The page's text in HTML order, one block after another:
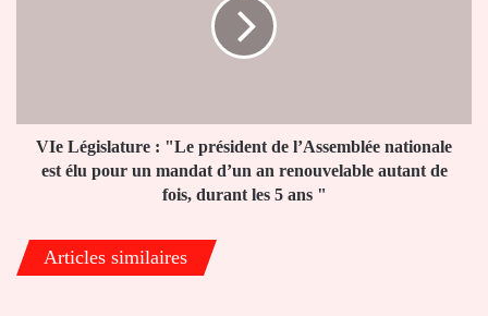
est
pour
d’un
an
VIe Législature : "Le président de l’Assemblée nationale
est élu pour un mandat d’un an renouvelable autant de
fois, durant les 5 ans "
Articles similaires